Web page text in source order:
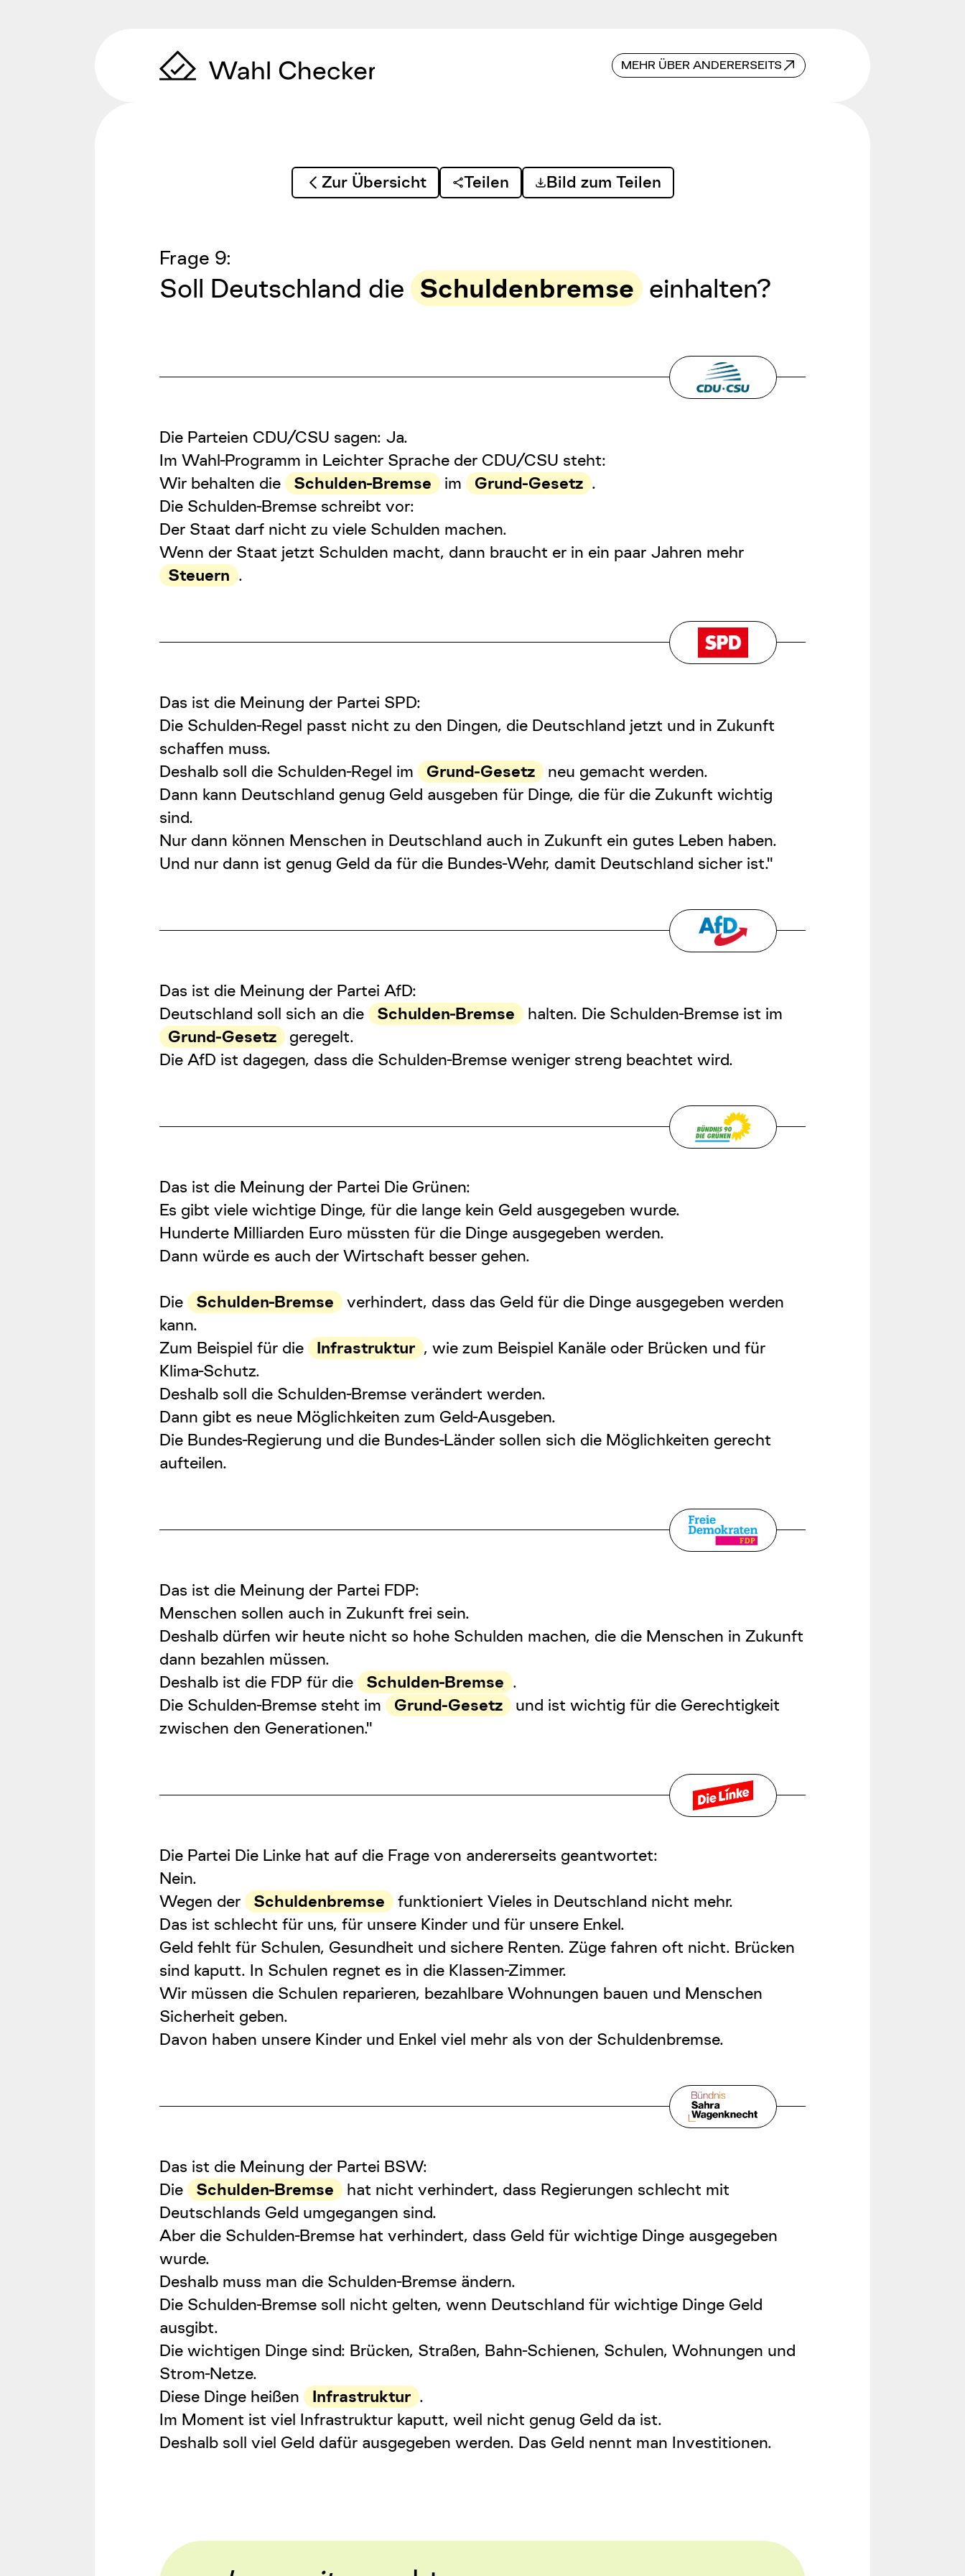
MEHR ÜBER ANDERERSEITS
Zur Übersicht Teilen Bild zum Teilen
Frage 9:
Soll Deutschland die Schuldenbremse einhalten?
Die Parteien CDU/CSU sagen: Ja.
Im Wahl-Programm in Leichter Sprache der CDU/CSU steht:
Wir behalten die
Schulden-Bremse im Grund-Gesetz .
Die Schulden-Bremse schreibt vor:
Der Staat darf nicht zu viele Schulden machen.
Wenn der Staat jetzt Schulden macht, dann braucht er in ein paar Jahren mehr
Steuern .
Das ist die Meinung der Partei SPD:
Die Schulden-Regel passt nicht zu den Dingen, die Deutschland jetzt und in Zukunft
schaffen muss.
Deshalb soll die Schulden-Regel im
Grund-Gesetz
neu gemacht werden.
Dann kann Deutschland genug Geld ausgeben für Dinge, die für die Zukunft wichtig
sind.
Nur dann können Menschen in Deutschland auch in Zukunft ein gutes Leben haben.
Und nur dann ist genug Geld da für die Bundes-Wehr, damit Deutschland sicher ist."
Das ist die Meinung der Partei AfD:
Deutschland soll sich an die
Schulden-Bremse halten. Die Schulden-Bremse ist im
Grund-Gesetz
geregelt.
Die AfD ist dagegen, dass die Schulden-Bremse weniger streng beachtet wird.
Das ist die Meinung der Partei Die Grünen:
Es gibt viele wichtige Dinge, für die lange kein Geld ausgegeben wurde.
Hunderte Milliarden Euro müssten für die Dinge ausgegeben werden.
Dann würde es auch der Wirtschaft besser gehen.
Die Schulden-Bremse
verhindert, dass das Geld für die Dinge ausgegeben werden
kann.
Zum Beispiel für die
Infrastruktur , wie zum Beispiel Kanäle oder Brücken und für
Klima-Schutz.
Deshalb soll die Schulden-Bremse verändert werden.
Dann gibt es neue Möglichkeiten zum Geld-Ausgeben.
Die Bundes-Regierung und die Bundes-Länder sollen sich die Möglichkeiten gerecht
aufteilen.
Das ist die Meinung der Partei FDP:
Menschen sollen auch in Zukunft frei sein.
Deshalb dürfen wir heute nicht so hohe Schulden machen, die die Menschen in Zukunft
dann bezahlen müssen.
Deshalb ist die FDP für die
Schulden-Bremse .
Die Schulden-Bremse steht im Grund-Gesetz
und ist wichtig für die Gerechtigkeit
zwischen den Generationen."
Die Partei Die Linke hat auf die Frage von andererseits geantwortet:
Nein.
Wegen der
Schuldenbremse
funktioniert Vieles in Deutschland nicht mehr.
Das ist schlecht für uns, für unsere Kinder und für unsere Enkel.
Geld fehlt für Schulen, Gesundheit und sichere Renten. Züge fahren oft nicht. Brücken
sind kaputt. In Schulen regnet es in die Klassen-Zimmer.
Wir müssen die Schulen reparieren, bezahlbare Wohnungen bauen und Menschen
Sicherheit geben.
Davon haben unsere Kinder und Enkel viel mehr als von der Schuldenbremse.
Das ist die Meinung der Partei BSW:
Die
Schulden-Bremse
hat nicht verhindert, dass Regierungen schlecht mit
Deutschlands Geld umgegangen sind.
Aber die Schulden-Bremse hat verhindert, dass Geld für wichtige Dinge ausgegeben
wurde.
Deshalb muss man die Schulden-Bremse ändern.
Die Schulden-Bremse soll nicht gelten, wenn Deutschland für wichtige Dinge Geld
ausgibt.
Die wichtigen Dinge sind: Brücken, Straßen, Bahn-Schienen, Schulen, Wohnungen und
Strom-Netze.
Diese Dinge heißen
Infrastruktur .
Im Moment ist viel Infrastruktur kaputt, weil nicht genug Geld da ist.
Deshalb soll viel Geld dafür ausgegeben werden. Das Geld nennt man Investitionen.